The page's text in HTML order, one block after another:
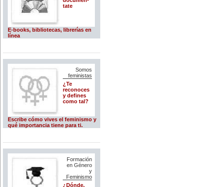
tate
E-books, bibliotecas, librerías en
línea
Somos
feministas
¿Te
reconoces
y defines
como tal?
Escribe cómo vives el feminismo y
qué importancia tiene para ti.
Formación
en Género
y
Feminismo
¿Dónde,